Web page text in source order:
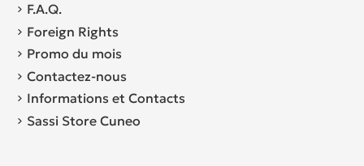
F.A.Q.
Foreign Rights
Promo du mois
Contactez-nous
Informations et Contacts
Sassi Store Cuneo